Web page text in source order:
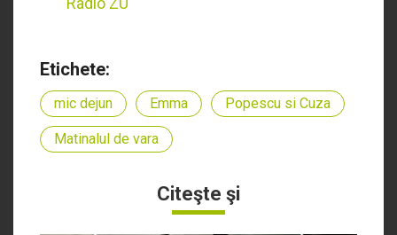
Etichete:
mic dejun Emma Popescu si Cuza
Matinalul de vara
Citeşte şi